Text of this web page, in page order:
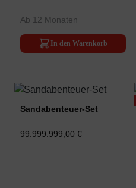
Ab 12 Monaten
In den Warenkorb
Sandabenteuer-Set
99.999.999,00 €